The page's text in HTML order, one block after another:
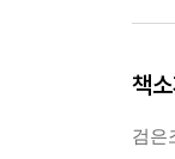
책
검은